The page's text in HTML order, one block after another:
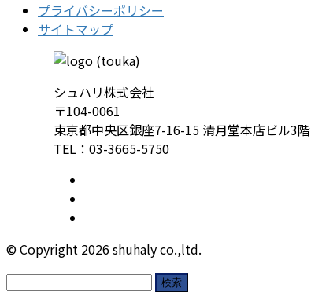
プライバシーポリシー
サイトマップ
シュハリ株式会社
〒104-0061
東京都中央区銀座7-16-15 清月堂本店ビル3階
TEL：03-3665-5750
© Copyright 2026 shuhaly co.,ltd.
検